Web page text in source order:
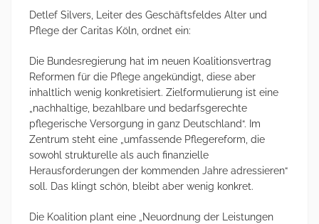
Detlef Silvers, Leiter des Geschäftsfeldes Alter und
Pflege der Caritas Köln, ordnet ein:
Die Bundesregierung hat im neuen Koalitionsvertrag
Reformen für die Pflege angekündigt, diese aber
inhaltlich wenig konkretisiert. Zielformulierung ist eine
„nachhaltige, bezahlbare und bedarfsgerechte
pflegerische Versorgung in ganz Deutschland“. Im
Zentrum steht eine „umfassende Pflegereform, die
sowohl strukturelle als auch finanzielle
Herausforderungen der kommenden Jahre adressieren“
soll. Das klingt schön, bleibt aber wenig konkret.
Die Koalition plant eine „Neuordnung der Leistungen